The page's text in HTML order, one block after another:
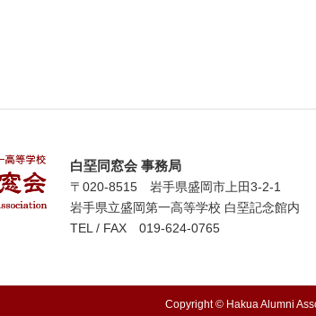
白堊同窓会 事務局
〒020-8515 岩手県盛岡市上田3-2-1
岩手県立盛岡第一高等学校 白堊記念館内
TEL / FAX 019-624-0765
Copyright © Hakua Alumni